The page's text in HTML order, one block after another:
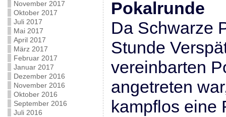
November 2017
Oktober 2017
Juli 2017
Mai 2017
April 2017
März 2017
Februar 2017
Januar 2017
Dezember 2016
November 2016
Oktober 2016
September 2016
Juli 2016
Pokalrunde
Da Schwarze
Stunde
vereinbarten
angetreten
kampflos eine